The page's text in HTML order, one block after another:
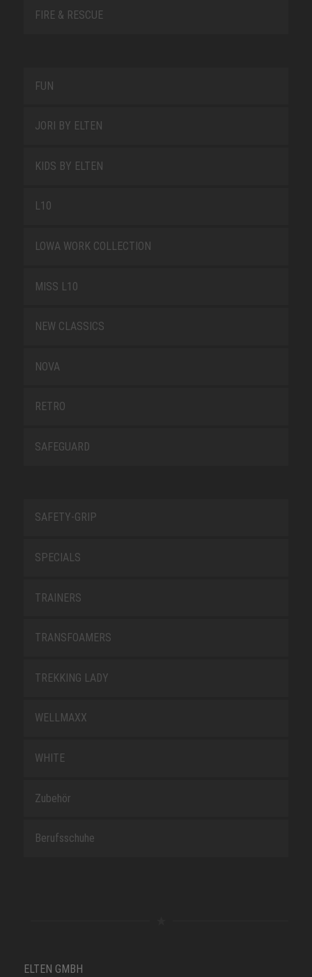
FIRE & RESCUE
FUN
JORI BY ELTEN
KIDS BY ELTEN
L10
LOWA WORK COLLECTION
MISS L10
NEW CLASSICS
NOVA
RETRO
SAFEGUARD
SAFETY-GRIP
SPECIALS
TRAINERS
TRANSFOAMERS
TREKKING LADY
WELLMAXX
WHITE
Zubehör
Berufsschuhe
ELTEN GMBH